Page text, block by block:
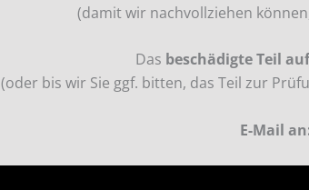
(damit wir nachvollziehen
Das beschädigte Teil
(oder bis wir Sie ggf. bitten, das Teil zur
E-Mail